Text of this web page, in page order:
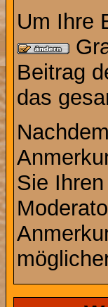
Um Ihre
Beitrag
das
Sie